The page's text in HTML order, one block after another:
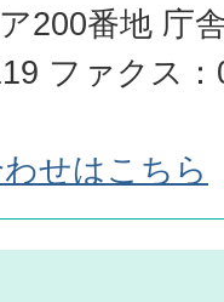
200番地 庁
ファクス
せはこちら